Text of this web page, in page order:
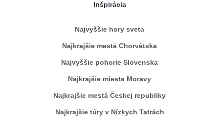
Inšpirácia
Najvyššie hory sveta
Najkrajšie mestá Chorvátska
Najvyššie pohorie Slovenska
Najkrajšie miesta Moravy
Najkrajšie mestá Českej republiky
Najkrajšie túry v Nízkych Tatrách